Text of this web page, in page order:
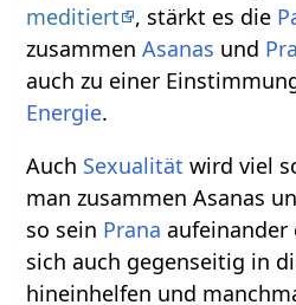
meditiert
, stärkt es die
zusammenAsanas und
auch zu einer
Energie.
Auch Sexualität wird viel
man zusammen Asanas
so sein Prana
sich auch gegenseitig in
hineinhelfen und